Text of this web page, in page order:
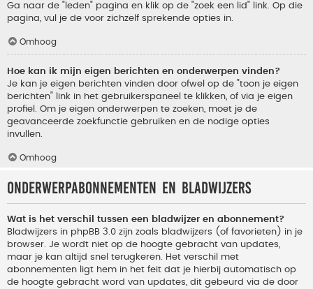
Ga naar de "leden" pagina en klik op de "zoek een lid" link. Op die
pagina, vul je de voor zichzelf sprekende opties in.
Omhoog
Hoe kan ik mijn eigen berichten en onderwerpen vinden?
Je kan je eigen berichten vinden door ofwel op de "toon je eigen
berichten" link in het gebruikerspaneel te klikken, of via je eigen
profiel. Om je eigen onderwerpen te zoeken, moet je de
geavanceerde zoekfunctie gebruiken en de nodige opties
invullen.
Omhoog
Onderwerpabonnementen en bladwijzers
Wat is het verschil tussen een bladwijzer en abonnement?
Bladwijzers in phpBB 3.0 zijn zoals bladwijzers (of favorieten) in je
browser. Je wordt niet op de hoogte gebracht van updates,
maar je kan altijd snel terugkeren. Het verschil met
abonnementen ligt hem in het feit dat je hierbij automatisch op
de hoogte gebracht word van updates, dit gebeurd via de door